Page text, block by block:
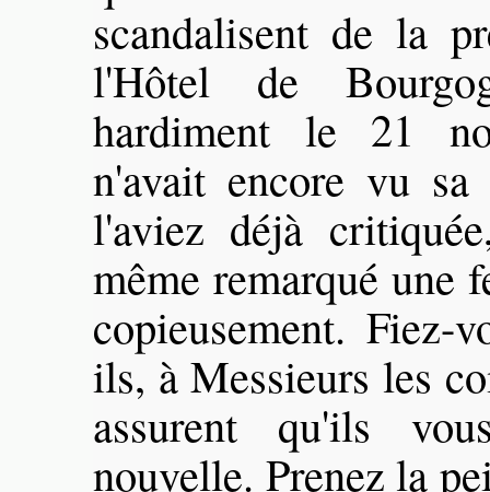
scandalisent de la
l'Hôtel de
hardiment le 21
n'avait encore vu sa
l'aviez déjà
même remarqué une
copieusement. Fiez-
ils, à Messieurs les
assurent qu'ils
nouvelle. Prenez la